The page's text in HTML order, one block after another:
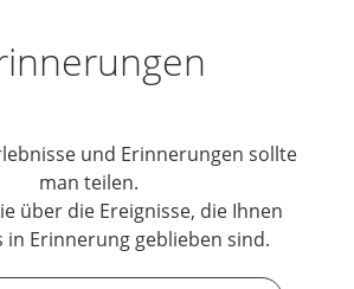
und Erinnerungen sollte
man teilen.
über die Ereignisse, die Ihnen
in Erinnerung geblieben sind.